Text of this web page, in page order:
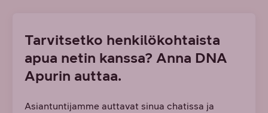
Tarvitsetko henkilökohtaista
apua netin kanssa? Anna DNA
Apurin auttaa.
Asiantuntijamme auttavat sinua chatissa ja